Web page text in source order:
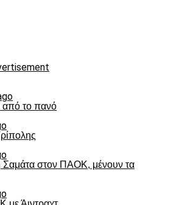
από το πανό
Σαμάτα στον ΠΑΟΚ, μένουν τα